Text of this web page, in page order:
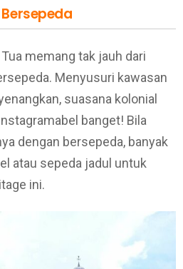
memang tak jauh dari
Menyusuri kawasan
suasana kolonial
banget! Bila
dengan bersepeda, banyak
atau sepeda jadul untuk
ini.